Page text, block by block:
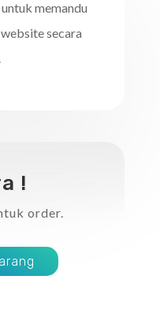
memandu
secara
!
order.